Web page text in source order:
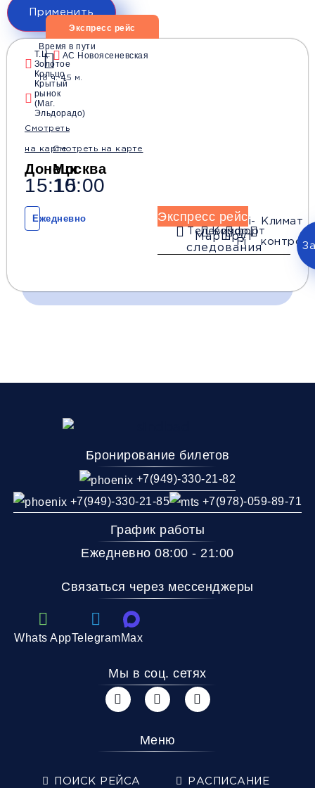
Применить
Экспресс рейс
Т.Ц.
Золотое
Кольцо
Крытый
рынок
(Маг.
Эльдорадо)
Смотреть
на карте
Донецк
15:15
Время в пути
18 ч. 45 м.
АС Новоясеневская
Смотреть на карте
Москва
10:00
Ежедневно
Телевизор
Комфорт
Wi-
Fi
Климат
контроль
Экспресс рейс
Маршрут
следования
Телевизор Комфорт
Wi-Fi
Климат контроль
Дополнительный багаж - 400Р
Бронирование билетов
+7(949)-330-21-82
+7(949)-330-21-85
+7(978)-059-89-71
График работы
Ежедневно 08:00 - 21:00
Связаться через мессенджеры
Whats AppTelegramMax
Мы в соц. сетях
Меню
ПОИСК РЕЙСА РАСПИСАНИЕ